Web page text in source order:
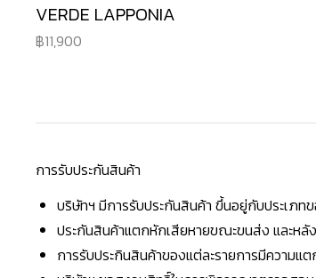
VERDE LAPPONIA
11,900
การรับประกันสินค้า
บริษัทฯ มีการรับประกันสินค้า ขึ้นอยู่กับประเภ
ประกันสินค้าแตกหักเสียหายขณะขนส่ง และหลั
การรับประกินสินค้าของแต่ละรายการมีความแ